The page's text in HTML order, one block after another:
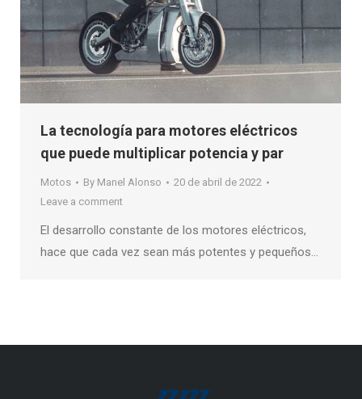
La tecnología para motores eléctricos
que puede multiplicar potencia y par
Motos By Manel Alonso
20 de abril de 2022
Leave a comment
El desarrollo constante de los motores eléctricos,
hace que cada vez sean más potentes y pequeños…